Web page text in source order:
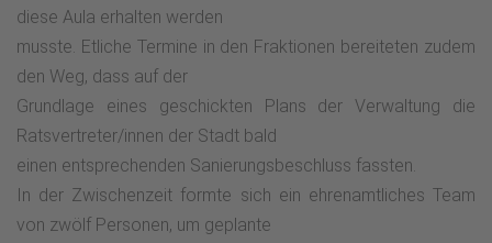
diese Aula erhalten werden
musste. Etliche Termine in den Fraktionen bereiteten zudem
den Weg, dass auf der
Grundlage eines geschickten Plans der Verwaltung die
Ratsvertreter/innen der Stadt bald
einen entsprechenden Sanierungsbeschluss fassten.
In der Zwischenzeit formte sich ein ehrenamtliches Team
von zwölf Personen, um geplante